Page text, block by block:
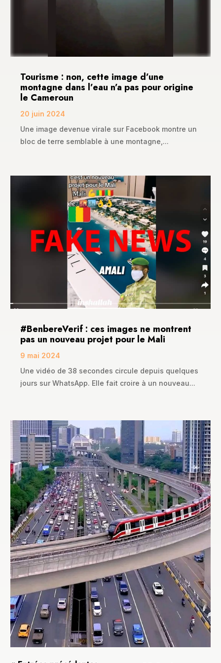
Tourisme : non, cette image d’une
montagne dans l’eau n’a pas pour origine
le Cameroun
20 juin 2024
Une image devenue virale sur Facebook montre un
bloc de terre semblable à une montagne,...
#BenbereVerif : ces images ne montrent
pas un nouveau projet pour le Mali
9 mai 2024
Une vidéo de 38 secondes circule depuis quelques
jours sur WhatsApp. Elle fait croire à un nouveau...